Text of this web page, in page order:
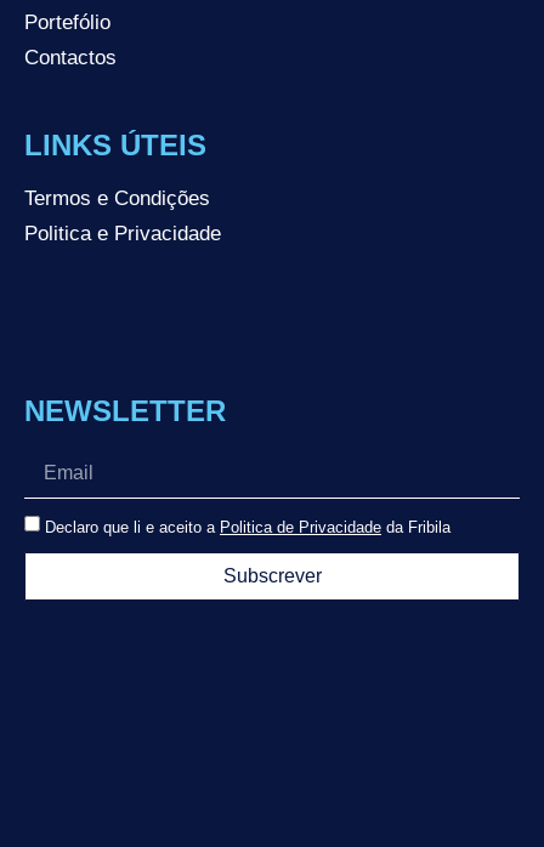
Portefólio
Contactos
LINKS ÚTEIS
Termos e Condições
Politica e Privacidade
NEWSLETTER
Declaro que li e aceito a Politica de Privacidade da Fribila
Subscrever